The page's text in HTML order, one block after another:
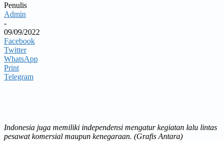
Penulis
Admin
-
09/09/2022
Facebook
Twitter
WhatsApp
Print
Telegram
Indonesia juga memiliki independensi mengatur kegiatan lalu lintas
pesawat komersial maupun kenegaraan. (Grafis Antara)